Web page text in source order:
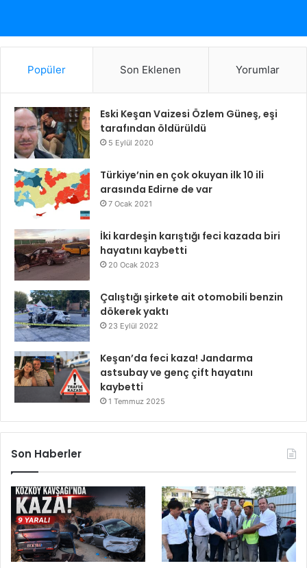
Popüler Son Eklenen Yorumlar
Eski Keşan Vaizesi Özlem Güneş, eşi
tarafından öldürüldü
5 Eylül 2020
Türkiye’nin en çok okuyan ilk 10 ili
arasında Edirne de var
7 Ocak 2021
İki kardeşin karıştığı feci kazada biri
hayatını kaybetti
20 Ocak 2023
Çalıştığı şirkete ait otomobili benzin
dökerek yaktı
23 Eylül 2022
Keşan’da feci kaza! Jandarma
astsubay ve genç çift hayatını
kaybetti
1 Temmuz 2025
Son Haberler